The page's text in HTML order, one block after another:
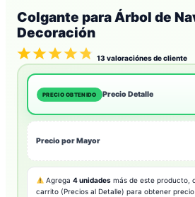
Colgante para Árbol de
Decoración
13 valoraciónes de cliente
PRECIO OBTENIDO Precio Detalle
Precio por Mayor
Agrega4 unidades más de este producto,
carrito (Precios al Detalle) para obtener